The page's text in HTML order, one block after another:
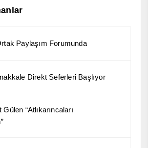
Paylaşım Forumunda
Direkt Seferleri Başlıyor
“Atlıkarıncaları